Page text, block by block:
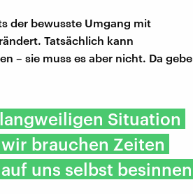
der bewusste Umgang mit
Tatsächlich kann
– sie muss es aber nicht. Da gebe
Situation
brauchen Zeiten
uns selbst besinnen